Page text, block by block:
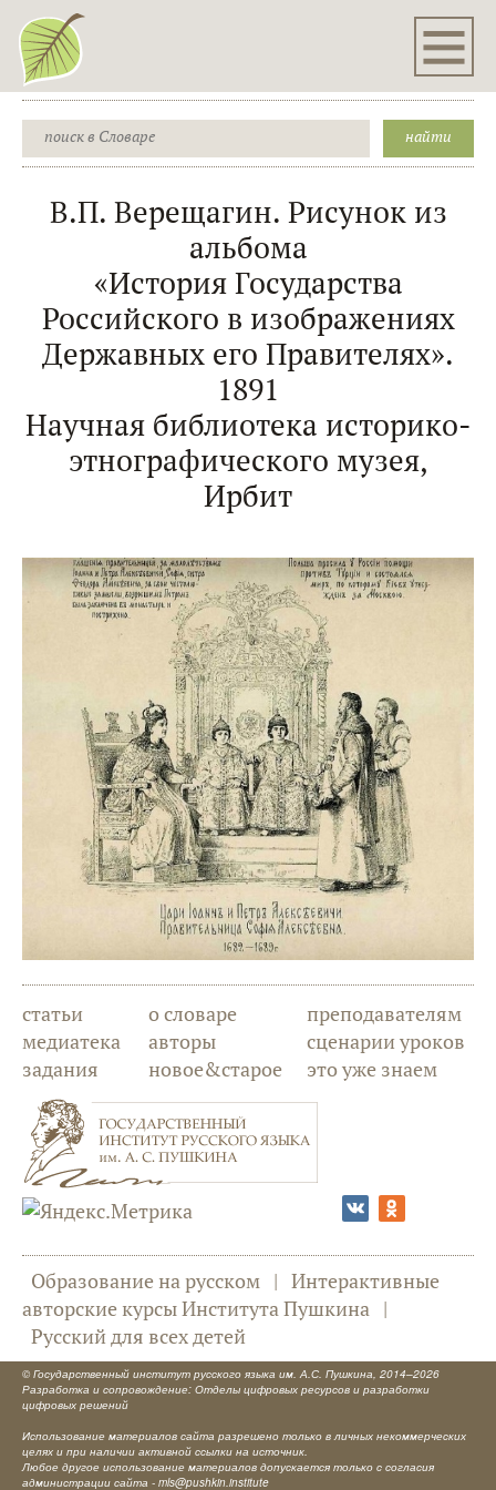
В.П. Верещагин. Рисунок из
альбома
«История Государства
Российского в изображениях
Державных его Правителях».
1891
Научная библиотека историко-
этнографического музея,
Ирбит
статьи
медиатека
задания
о словаре
авторы
новое&старое
преподавателям
сценарии уроков
это уже знаем
Образование на русском | Интерактивные
авторские курсы Института Пушкина |
Русский для всех детей
© Государственный институт русского языка им. А.С. Пушкина, 2014–2026
Разработка и сопровождение: Отделы цифровых ресурсов и разработки
цифровых решений
Использование материалов сайта разрешено только в личных некоммерческих
целях и при наличии активной ссылки на источник.
Любое другое использование материалов допускается только с согласия
администрации сайта - mls@pushkin.institute